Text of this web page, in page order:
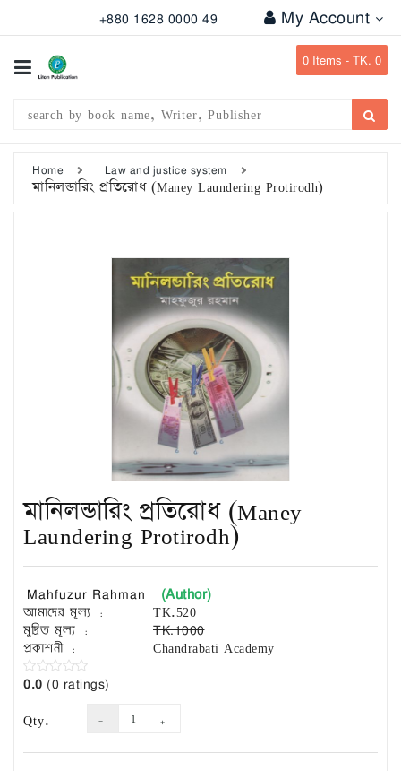
+880 1628 0000 49 My Account
0 Items -TK. 0
Categories
Publication
Departmental
Islamic
Books
Building
Construction
&
Civil
Engineering
Home Law and justice system
মানিলন্ডারিং প্রতিরোধ (Maney Laundering Protirodh)
মানিলন্ডারিং প্রতিরোধ (Maney
Laundering Protirodh)
Mahfuzur Rahman (Author)
আমাদের মূল্য : TK.520
মুদ্রিত মূল্য :
TK.1000
প্রকাশনী :
Chandrabati Academy
0.0 (0 ratings)
Qty.